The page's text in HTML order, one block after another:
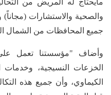
والصحية والاستشارات
جميع المحافظات من الشمال
وأضاف "مؤسستنا تعمل على
الخزعات النسيجية، وخدمات
الكيماوي، وأن جميع هذه